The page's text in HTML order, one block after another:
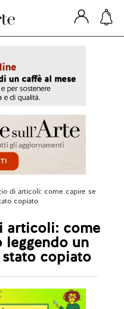
di articoli: come capire se
copiato
articoli: come
leggendo un
copiato